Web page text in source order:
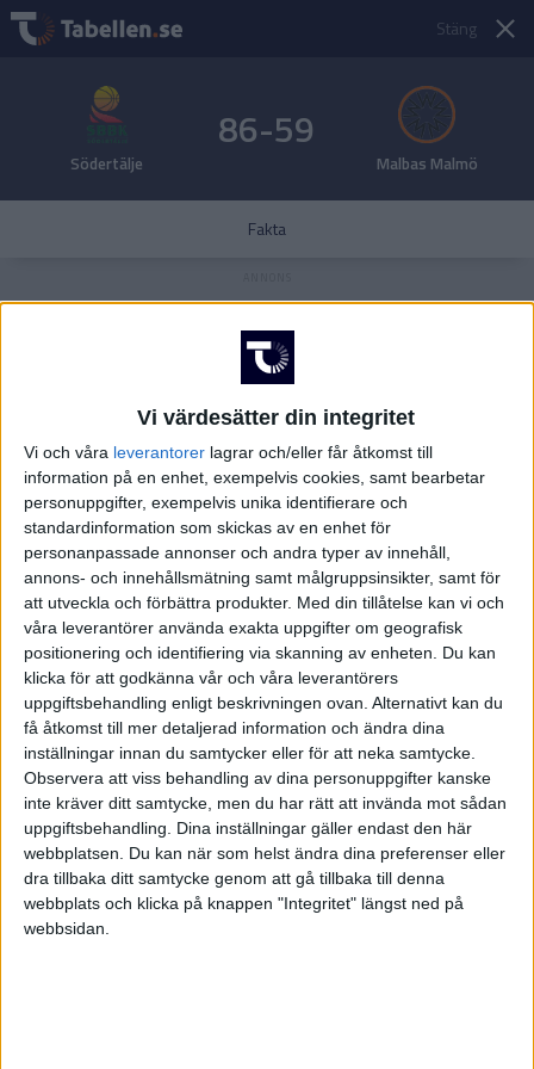
Vi värdesätter din integritet
Vi och våra leverantorer lagrar och/eller får åtkomst till
information på en enhet, exempelvis cookies, samt bearbetar
personuppgifter, exempelvis unika identifierare och
standardinformation som skickas av en enhet för
personanpassade annonser och andra typer av innehåll,
annons- och innehållsmätning samt målgruppsinsikter, samt för
att utveckla och förbättra produkter. Med din tillåtelse kan vi och
våra leverantörer använda exakta uppgifter om geografisk
positionering och identifiering via skanning av enheten. Du kan
klicka för att godkänna vår och våra leverantörers
uppgiftsbehandling enligt beskrivningen ovan. Alternativt kan du
få åtkomst till mer detaljerad information och ändra dina
inställningar innan du samtycker eller för att neka samtycke.
Observera att viss behandling av dina personuppgifter kanske
inte kräver ditt samtycke, men du har rätt att invända mot sådan
uppgiftsbehandling. Dina inställningar gäller endast den här
webbplatsen. Du kan när som helst ändra dina preferenser eller
dra tillbaka ditt samtycke genom att gå tillbaka till denna
webbplats och klicka på knappen "Integritet" längst ned på
webbsidan.
Stäng
Södertälje
86-59
Malbas Malmö
Fakta
FAKTA